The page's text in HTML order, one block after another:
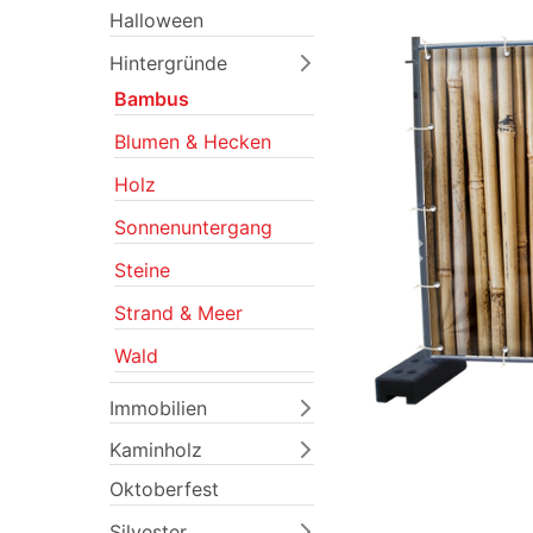
Halloween
Hintergründe
Bambus
Blumen & Hecken
Holz
Sonnenuntergang
Steine
Strand & Meer
Wald
Immobilien
Kaminholz
Oktoberfest
Previous